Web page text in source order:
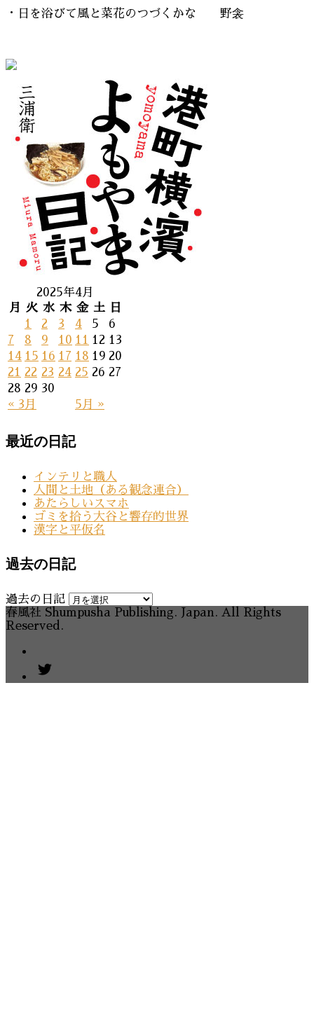
・日を浴びて風と菜花のつづくかな 野衾
2025年4月
月
火 水 木 金 土 日
« 3月 5月 »
1 2 3 4 5
6
7
8 9 10 11 12 13
14 15 16 17 18 19 20
21
22 23 24 25 26 27
28 29 30
最近の日記
インテリと職人
人間と土地（ある観念連合）
あたらしいスマホ
ゴミを拾う大谷と響存的世界
漢字と平仮名
過去の日記
過去の日記
春風社 Shumpusha Publishing. Japan. All Rights
Reserved.